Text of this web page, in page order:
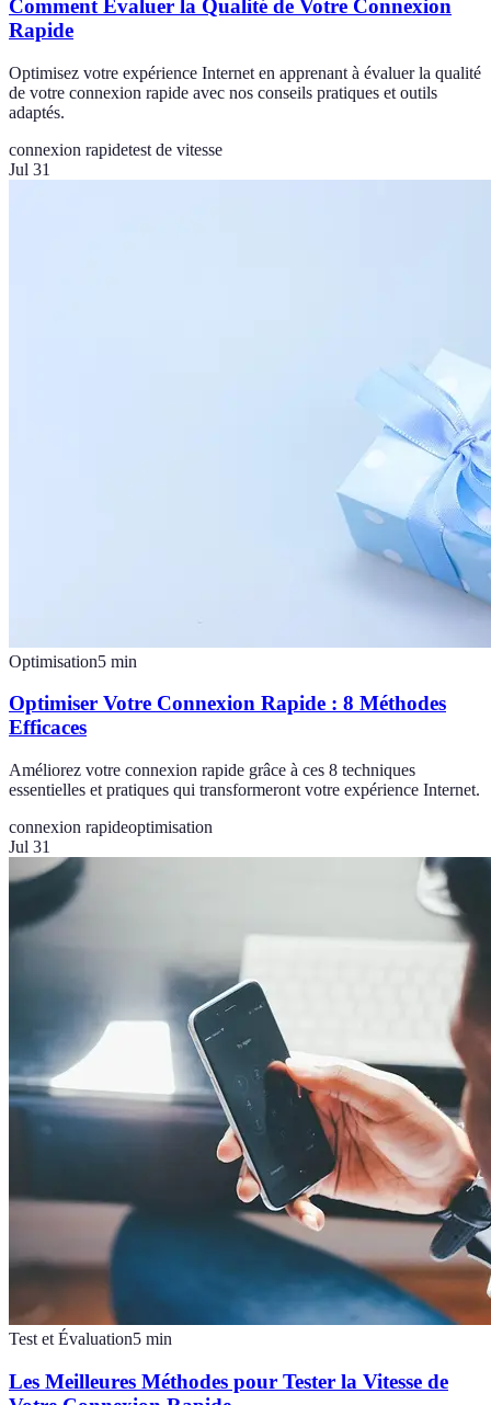
Comment Évaluer la Qualité de Votre Connexion
Rapide
Optimisez votre expérience Internet en apprenant à évaluer la qualité
de votre connexion rapide avec nos conseils pratiques et outils
adaptés.
connexion rapidetest de vitesse
Jul 31
Optimisation5 min
Optimiser Votre Connexion Rapide : 8 Méthodes
Efficaces
Améliorez votre connexion rapide grâce à ces 8 techniques
essentielles et pratiques qui transformeront votre expérience Internet.
connexion rapideoptimisation
Jul 31
Test et Évaluation5 min
Les Meilleures Méthodes pour Tester la Vitesse de